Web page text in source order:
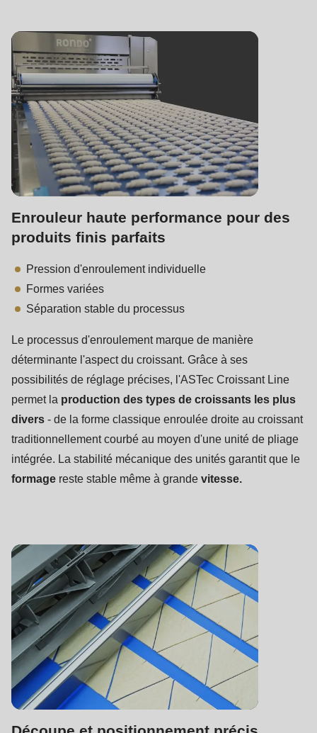
Enrouleur haute performance pour des
produits finis parfaits
Pression d'enroulement individuelle
Formes variées
Séparation stable du processus
Le processus d'enroulement marque de manière
déterminante l'aspect du croissant. Grâce à ses
possibilités de réglage précises, l'ASTec Croissant Line
permet la production des types de croissants les plus
divers - de la forme classique enroulée droite au croissant
traditionnellement courbé au moyen d'une unité de pliage
intégrée. La stabilité mécanique des unités garantit que le
formage reste stable même à grande vitesse.